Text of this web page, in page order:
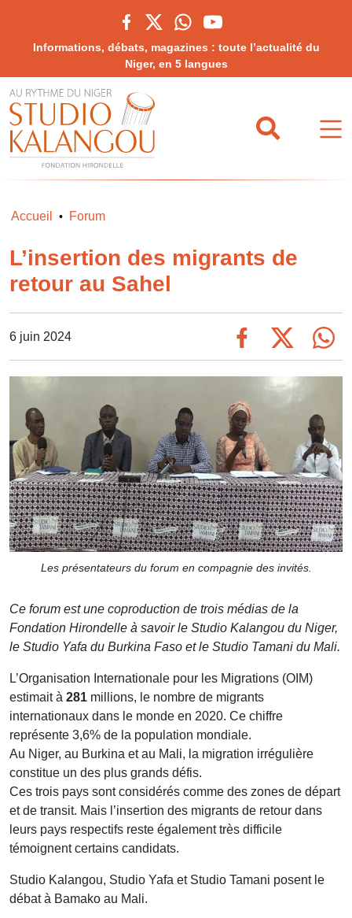
Informations, débats, magazines : toute l’actualité du
Niger, en 5 langues
Accueil • Forum
L’insertion des migrants de
retour au Sahel
6 juin 2024
Les présentateurs du forum en compagnie des invités.
Ce forum est une coproduction de trois médias de la
Fondation Hirondelle à savoir le Studio Kalangou du Niger,
le Studio Yafa du Burkina Faso et le Studio Tamani du Mali.
L’Organisation Internationale pour les Migrations (OIM)
estimait à 281 millions, le nombre de migrants
internationaux dans le monde en 2020. Ce chiffre
représente 3,6% de la population mondiale.
Au Niger, au Burkina et au Mali, la migration irrégulière
constitue un des plus grands défis.
Ces trois pays sont considérés comme des zones de départ
et de transit. Mais l’insertion des migrants de retour dans
leurs pays respectifs reste également très difficile
témoignent certains candidats.
Studio Kalangou, Studio Yafa et Studio Tamani posent le
débat à Bamako au Mali.